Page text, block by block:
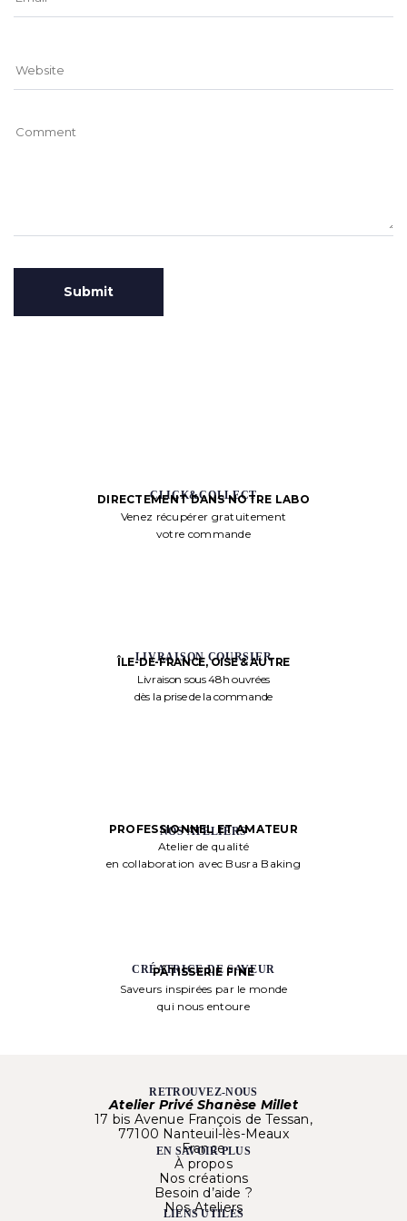
CLICK&COLLECT
DIRECTEMENT DANS NOTRE LABO
Venez récupérer gratuitement
votre commande
LIVRAISON COURSIER
ÎLE-DE-FRANCE, OISE & AUTRE
Livraison sous 48h ouvrées
dès la prise de la commande
NOS ATELIERS
PROFESSIONNEL ET AMATEUR
Atelier de qualité
en collaboration avec Busra Baking
CRÉATRICE DE SAVEUR
PÂTISSERIE FINE
Saveurs inspirées par le monde
qui nous entoure
RETROUVEZ-NOUS
Atelier Privé Shanèse Millet
17 bis Avenue François de Tessan,
77100 Nanteuil-lès-Meaux
France
EN SAVOIR PLUS
À propos
Nos créations
Besoin d’aide ?
Nos Ateliers
LIENS UTILES